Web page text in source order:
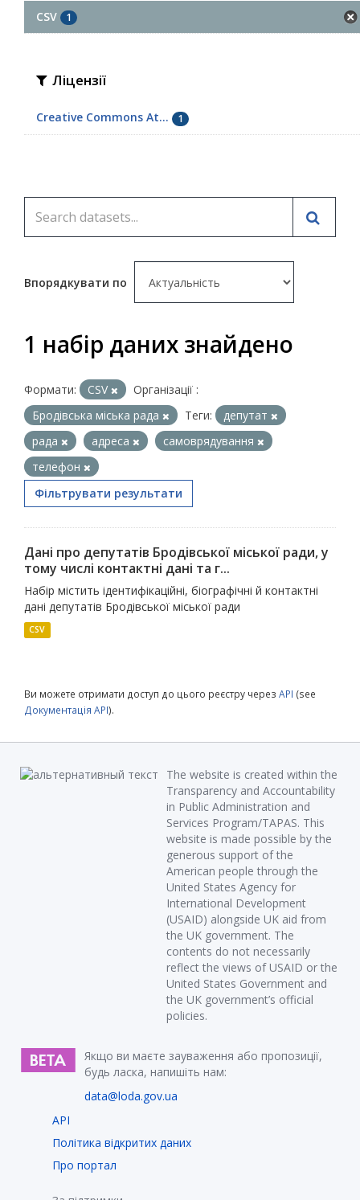
CSV 1
Ліцензії
Creative Commons At... 1
Впорядкувати по
1 набір даних знайдено
Формати: CSV
Організації :
Бродівська міська рада
Теги:
депутат
рада
адреса
самоврядування
телефон
Фільтрувати результати
Дані про депутатів Бродівської міської ради, у
тому числі контактні дані та г...
Набір містить ідентифікаційні, біографічні й контактні
дані депутатів Бродівської міської ради
CSV
Ви можете отримати доступ до цього реєстру через API (see
Документація API).
The website is created within the
Transparency and Accountability
in Public Administration and
Services Program/TAPAS. This
website is made possible by the
generous support of the
American people through the
United States Agency for
International Development
(USAID) alongside UK aid from
the UK government. The
contents do not necessarily
reflect the views of USAID or the
United States Government and
the UK government’s official
policies.
Якщо ви маєте зауваження або пропозиції,
будь ласка, напишіть нам:
data@loda.gov.ua
API
Політика відкритих даних
Про портал